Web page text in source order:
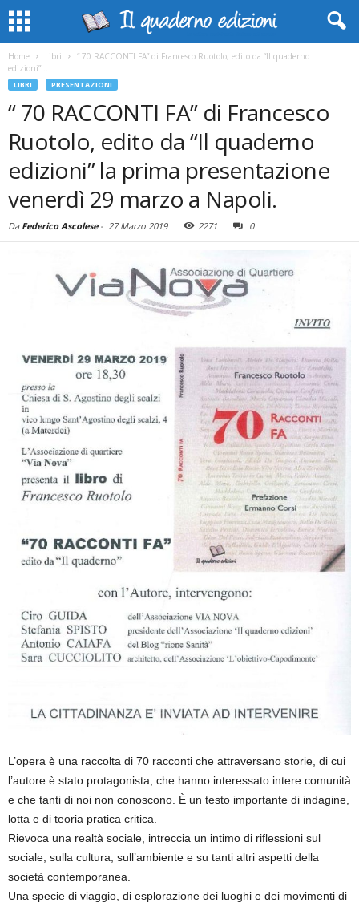
Home Libri
“ 70 RACCONTI FA” di Francesco Ruotolo, edito da “Il quaderno
edizioni”...
LIBRI PRESENTAZIONI
“ 70 RACCONTI FA” di Francesco
Ruotolo, edito da “Il quaderno
edizioni” la prima presentazione
venerdì 29 marzo a Napoli.
Da Federico Ascolese- 27 Marzo 2019 2271 0
L’opera è una raccolta di 70 racconti che attraversano storie, di cui
l’autore è stato protagonista, che hanno interessato intere comunità
e che tanti di noi non conoscono. È un testo importante di indagine,
lotta e di teoria pratica critica.
Rievoca una realtà sociale, intreccia un intimo di riflessioni sul
sociale, sulla cultura, sull’ambiente e su tanti altri aspetti della
società contemporanea.
Una specie di viaggio, di esplorazione dei luoghi e dei movimenti di